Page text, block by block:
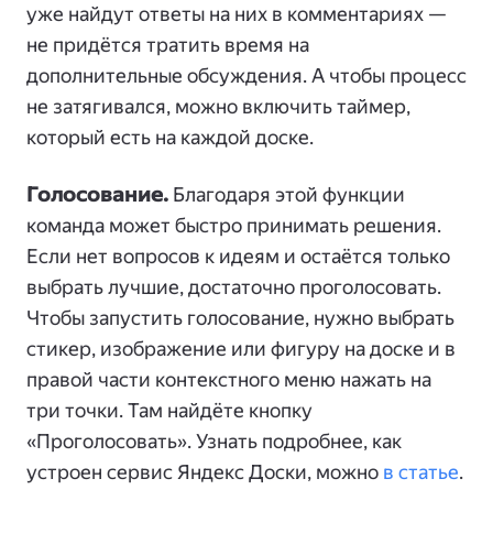
уже найдут ответы на них в комментариях —
не придётся тратить время на
дополнительные обсуждения. А чтобы процесс
не затягивался, можно включить таймер,
который есть на каждой доске.
Голосование. Благодаря этой функции
команда может быстро принимать решения.
Если нет вопросов к идеям и остаётся только
выбрать лучшие, достаточно проголосовать.
Чтобы запустить голосование, нужно выбрать
стикер, изображение или фигуру на доске и в
правой части контекстного меню нажать на
три точки. Там найдёте кнопку
«Проголосовать». Узнать подробнее, как
устроен сервис Яндекс Доски, можно в статье.